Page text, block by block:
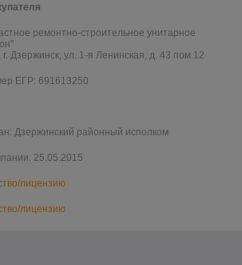
ремонтно-строительное унитарное
Дзержинск, ул. 1-я Ленинская, д. 43 пом.12
ЕГР: 691613250
Дзержинский районный исполком
25.05.2015
лицензию
лицензию